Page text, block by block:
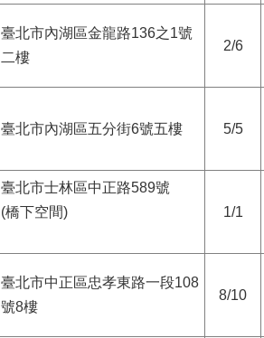
臺北市內湖區金龍路136之1號
二樓
2/6
臺北市內湖區五分街6號五樓 5/5
臺北市士林區中正路589號
(橋下空間)
1/1
臺北市中正區忠孝東路一段108
號8樓
8/10